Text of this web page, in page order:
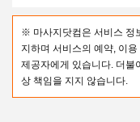
※ 마사지닷컴은 서비스 정
지하며 서비스의 예약, 이
제공자에게 있습니다. 더불
상 책임을 지지 않습니다.